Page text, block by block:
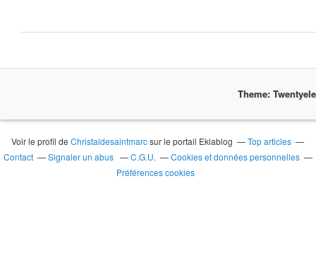
Theme:
Voir le profil deChristaldesaintmarcsur le portail Eklablog
Top articles
Contact
Signaler un abus C.G.U.
Cookies et données personnelles
Préférences cookies